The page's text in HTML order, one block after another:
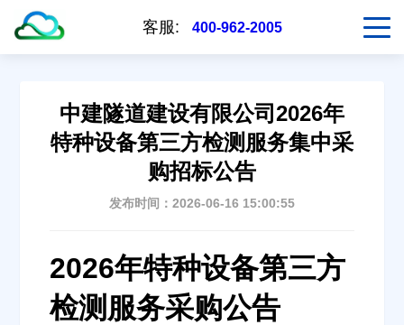
客服: 400-962-2005
中建隧道建设有限公司2026年
特种设备第三方检测服务集中采
购招标公告
发布时间：2026-06-16 15:00:55
2026年特种设备第三方
检测服务采购公告